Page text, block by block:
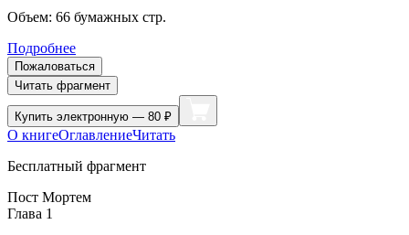
Объем: 66 бумажных стр.
Подробнее
Пожаловаться
Читать фрагмент
Купить электронную — 80 ₽
О книгеОглавлениеЧитать
Бесплатный фрагмент
Пост Мортем
Глава 1